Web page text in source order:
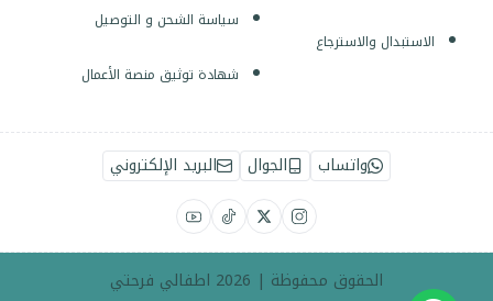
الاستبدال والاسترجاع
سياسة الشحن و التوصيل
شهادة توثيق منصة الأعمال
واتساب الجوال البريد الإلكتروني
الحقوق محفوظة | 2026 اطفالي فرحتي